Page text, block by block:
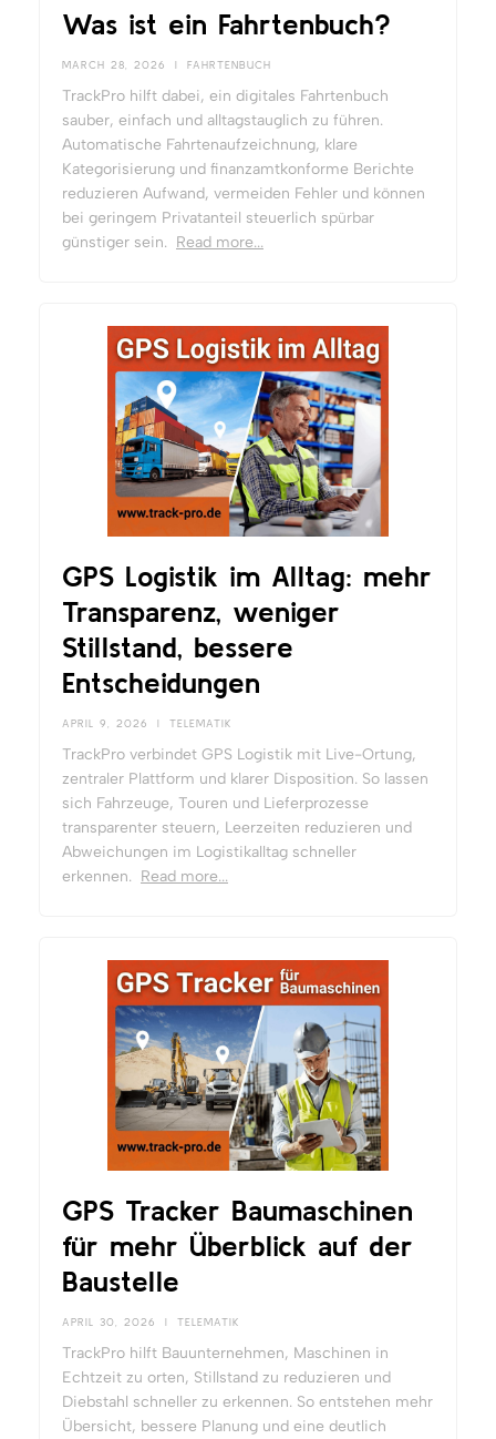
Was ist ein Fahrtenbuch?
MARCH 28, 2026 | FAHRTENBUCH
TrackPro hilft dabei, ein digitales Fahrtenbuch
sauber, einfach und alltagstauglich zu führen.
Automatische Fahrtenaufzeichnung, klare
Kategorisierung und finanzamtkonforme Berichte
reduzieren Aufwand, vermeiden Fehler und können
bei geringem Privatanteil steuerlich spürbar
günstiger sein. Read more...
GPS Logistik im Alltag: mehr
Transparenz, weniger
Stillstand, bessere
Entscheidungen
APRIL 9, 2026 | TELEMATIK
TrackPro verbindet GPS Logistik mit Live-Ortung,
zentraler Plattform und klarer Disposition. So lassen
sich Fahrzeuge, Touren und Lieferprozesse
transparenter steuern, Leerzeiten reduzieren und
Abweichungen im Logistikalltag schneller
erkennen. Read more...
GPS Tracker Baumaschinen
für mehr Überblick auf der
Baustelle
APRIL 30, 2026 | TELEMATIK
TrackPro hilft Bauunternehmen, Maschinen in
Echtzeit zu orten, Stillstand zu reduzieren und
Diebstahl schneller zu erkennen. So entstehen mehr
Übersicht, bessere Planung und eine deutlich